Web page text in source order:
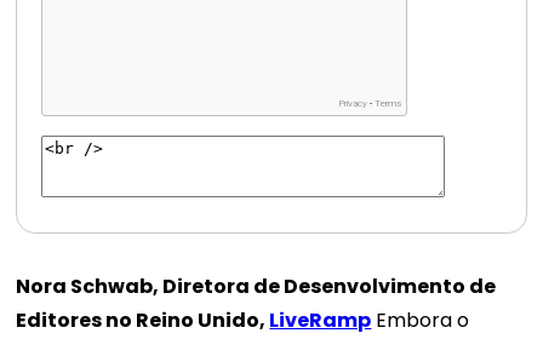
Nora Schwab, Diretora de Desenvolvimento de
Editores no Reino Unido, LiveRamp Embora o